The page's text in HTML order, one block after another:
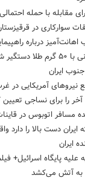
مقابله با حمله
سوارکاری در
درباره
ایران
نیروهای آمریکایی در
را برای نساجی تعیین
ایران دست بالا را دارد
ایران
پایگاه اسرائیل+
به آتش می‌کشد